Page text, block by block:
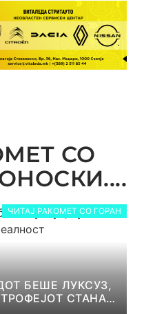
СО
ЧИТАЈ РАКОМЕТ СО ГОРАН
БЕШЕ ЛУКСУЗ,
СТАНА